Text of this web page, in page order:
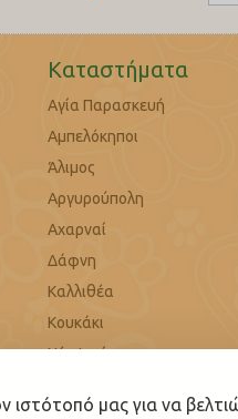
ιστότοπό μας για να
Καταστήματα
Αγία Παρασκευή
Αμπελόκηποι
Άλιμος
Αργυρούπολη
Αχαρναί
Δάφνη
Καλλιθέα
Κουκάκι
Νέα Ιωνία